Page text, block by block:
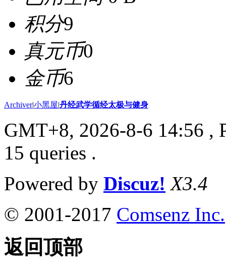
积分9
真元币0
金币6
Archiver|小黑屋|丹经武学循经太极与健身
GMT+8, 2026-8-6 14:56 ,
15 queries .
Powered by Discuz! X3.4
© 2001-2017 Comsenz Inc.
返回顶部